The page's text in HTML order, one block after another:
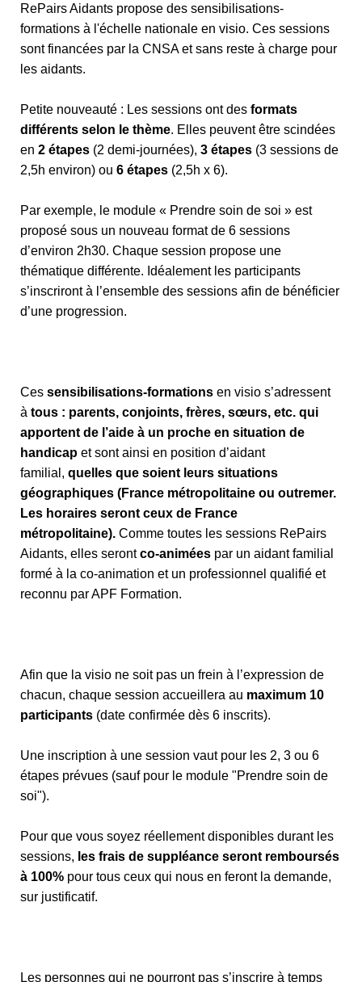
RePairs Aidants propose des sensibilisations-
formations à l'échelle nationale en visio. Ces sessions
sont financées par la CNSA et sans reste à charge pour
les aidants.
Petite nouveauté : Les sessions ont des formats
différents selon le thème. Elles peuvent être scindées
en 2 étapes (2 demi-journées), 3 étapes (3 sessions de
2,5h environ) ou 6 étapes (2,5h x 6).
Par exemple, le module « Prendre soin de soi » est
proposé sous un nouveau format de 6 sessions
d’environ 2h30. Chaque session propose une
thématique différente. Idéalement les participants
s’inscriront à l’ensemble des sessions afin de bénéficier
d’une progression.
Ces sensibilisations-formations en visio s’adressent
à tous : parents, conjoints, frères, sœurs, etc. qui
apportent de l’aide à un proche en situation de
handicap et sont ainsi en position d’aidant
familial, quelles que soient leurs situations
géographiques (France métropolitaine ou outremer.
Les horaires seront ceux de France
métropolitaine). Comme toutes les sessions RePairs
Aidants, elles serontco-animées par un aidant familial
formé à la co-animation et un professionnel qualifié et
reconnu par APF Formation.
Afin que la visio ne soit pas un frein à l’expression de
chacun, chaque session accueillera au maximum 10
participants (date confirmée dès 6 inscrits).
Une inscription à une session vaut pour les 2, 3 ou 6
étapes prévues (sauf pour le module "Prendre soin de
soi").
Pour que vous soyez réellement disponibles durant les
sessions, les frais de suppléance seront remboursés
à 100% pour tous ceux qui nous en feront la demande,
sur justificatif.
Les personnes qui ne pourront pas s’inscrire à temps